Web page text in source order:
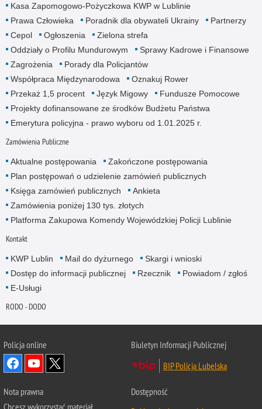
Kasa Zapomogowo-Pożyczkowa KWP w Lublinie
Prawa Człowieka
Poradnik dla obywateli Ukrainy
Partnerzy
Cepol
Ogłoszenia
Zielona strefa
Oddziały o Profilu Mundurowym
Sprawy Kadrowe i Finansowe
Zagrożenia
Porady dla Policjantów
Współpraca Międzynarodowa
Oznakuj Rower
Przekaż 1,5 procent
Język Migowy
Fundusze Pomocowe
Projekty dofinansowane ze środków Budżetu Państwa
Emerytura policyjna - prawo wyboru od 1.01.2025 r.
Zamówienia Publiczne
Aktualne postępowania
Zakończone postępowania
Plan postępowań o udzielenie zamówień publicznych
Księga zamówień publicznych
Ankieta
Zamówienia poniżej 130 tys. złotych
Platforma Zakupowa Komendy Wojewódzkiej Policji Lublinie
Kontakt
KWP Lublin Mail do dyżurnego
Skargi i wnioski
Dostęp do informacji publicznej
Rzecznik
Powiadom / zgłoś
E-Usługi
RODO - DODO
Policja online
Biuletyn Informacji Publicznej
BIP Policja Lubelska
Nota prawna
Dostępność